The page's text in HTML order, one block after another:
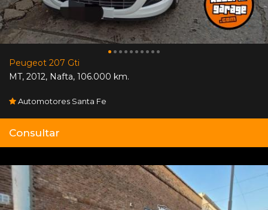
Peugeot 207 Gti
MT, 2012, Nafta, 106.000 km.
Automotores Santa Fe
Consultar